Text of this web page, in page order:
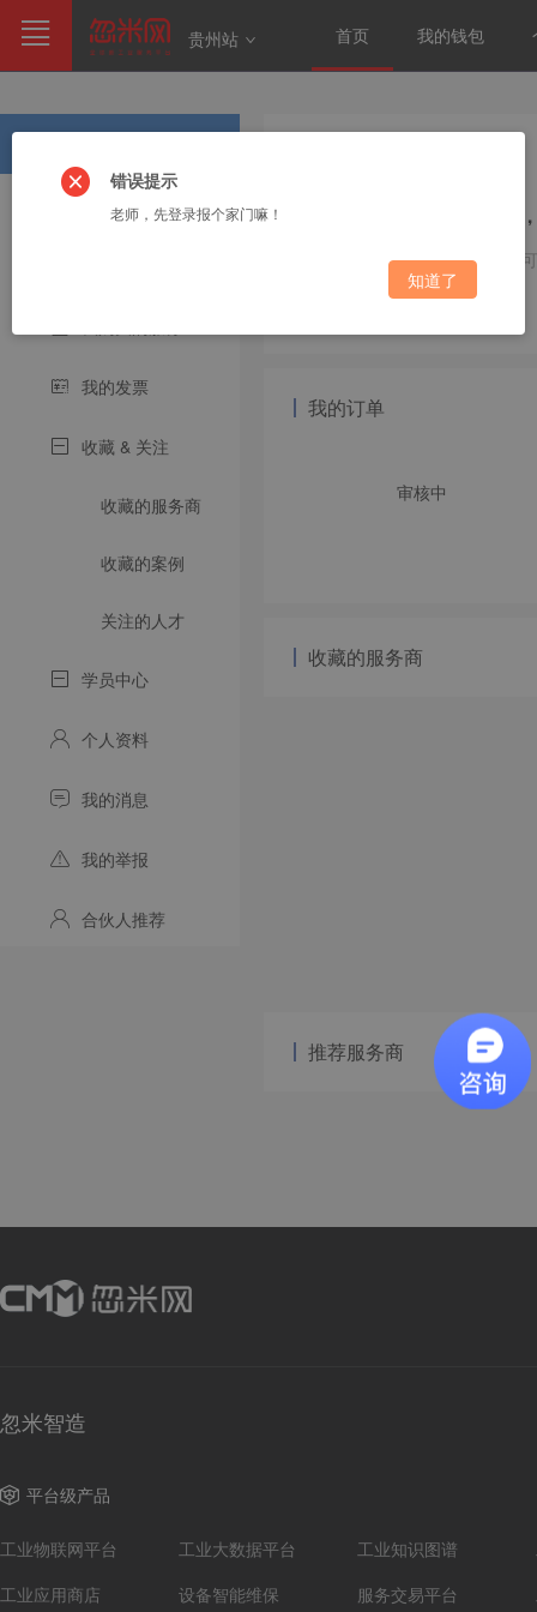
贵州站 首页 我的钱包
我的订单
我的发票
收藏 & 关注
收藏的服务商
收藏的案例
关注的人才
学员中心
个人资料
我的消息
我的举报
合伙人推荐
欢迎您
完善信息 ，
我的订单
审核中
收藏的服务商
推荐服务商
忽米智造
平台级产品
工业物联网平台 工业大数据平台 工业知识图谱
工业应用商店
设备智能维保 服务交易平台
错误提示
老师，先登录报个家门嘛！
知道了